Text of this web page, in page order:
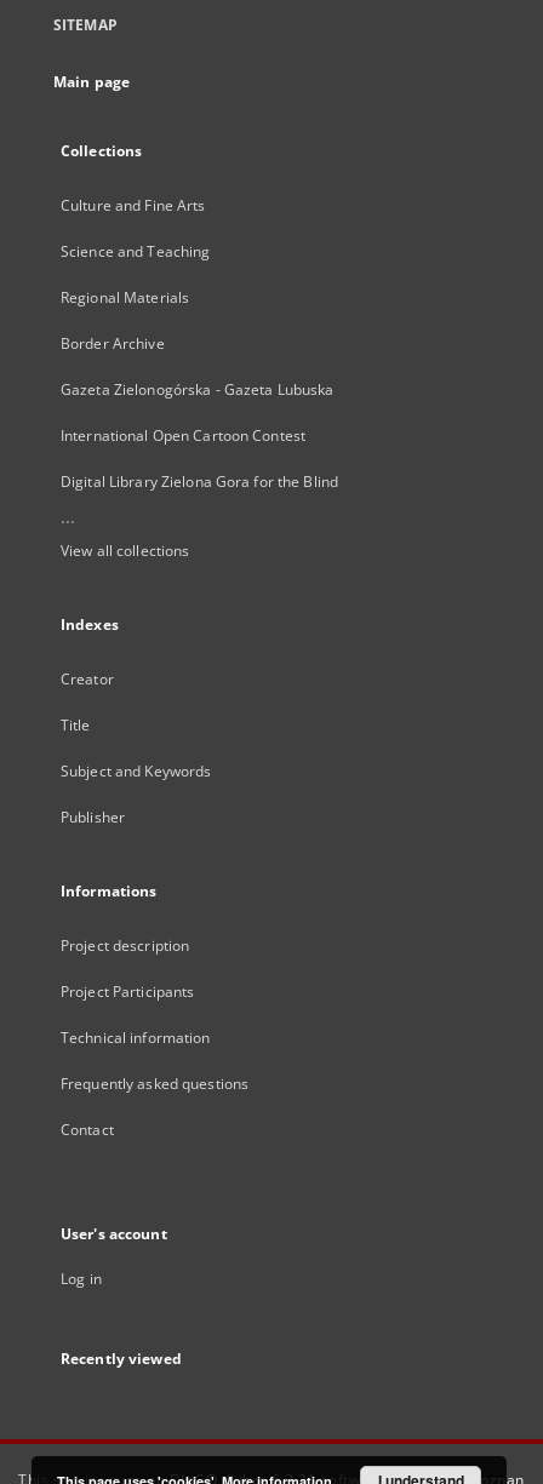
SITEMAP
Main page
Collections
Culture and Fine Arts
Science and Teaching
Regional Materials
Border Archive
Gazeta Zielonogórska - Gazeta Lubuska
International Open Cartoon Contest
Digital Library Zielona Gora for the Blind
...
View all collections
Indexes
Creator
Title
Subject and Keywords
Publisher
Informations
Project description
Project Participants
Technical information
Frequently asked questions
Contact
User's account
Log in
Recently viewed
This service runs onDInGO dLibra 6.3.21software created by Poznan